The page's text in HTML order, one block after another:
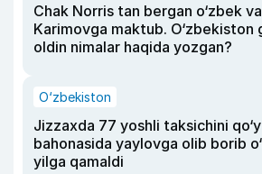
Chak Norris tan bergan o‘zbek
Karimovga maktub.
oldin nimalar haqida yozgan?
O‘zbekiston
Jizzaxda 77 yoshli taksichini
bahonasida yaylovga olib borib
yilga qamaldi